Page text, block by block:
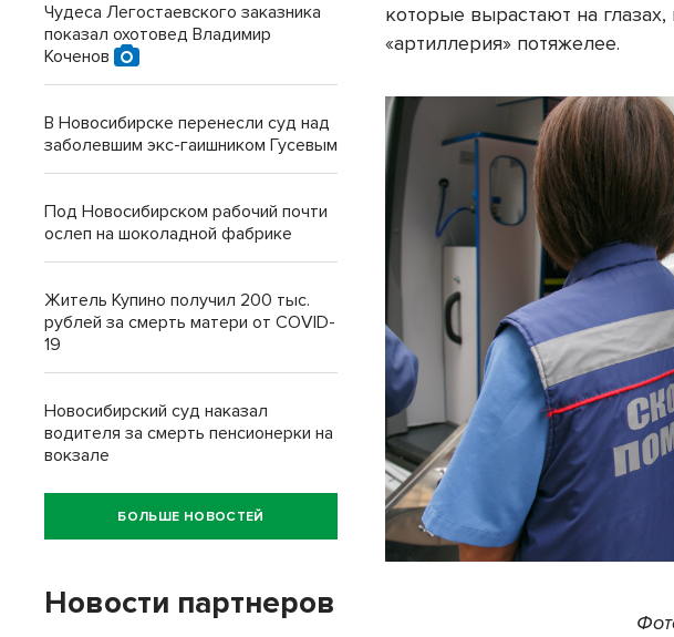
которые вырастают на
«артиллерия» потяжелее.
Чудеса Легостаевского заказника
показал охотовед Владимир
Коченов
В Новосибирске перенесли суд над
заболевшим экс-гаишником Гусевым
Под Новосибирском рабочий почти
ослеп на шоколадной фабрике
Житель Купино получил 200 тыс.
рублей за смерть матери от COVID-
19
Новосибирский суд наказал
водителя за смерть пенсионерки на
вокзале
БОЛЬШЕ НОВОСТЕЙ
Новости партнеров